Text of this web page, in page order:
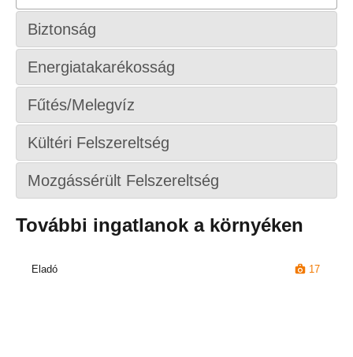
Biztonság
Energiatakarékosság
Fűtés/Melegvíz
Kültéri Felszereltség
Mozgássérült Felszereltség
További ingatlanok a környéken
Eladó 17